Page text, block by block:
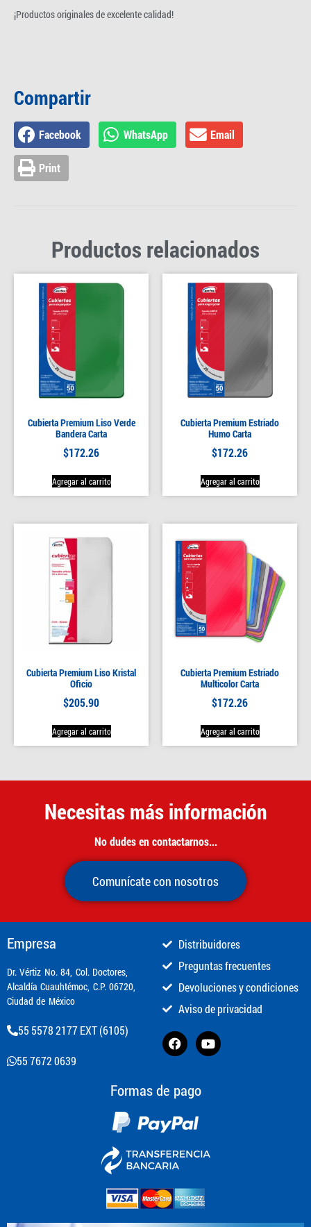
¡Productos originales de excelente calidad!
Compartir
Facebook WhatsApp Email
Print
Productos relacionados
Cubierta Premium Liso Verde
Bandera Carta
$172.26
Agregar al carrito
Cubierta Premium Estriado
Humo Carta
$172.26
Agregar al carrito
Cubierta Premium Liso Kristal
Oficio
$205.90
Agregar al carrito
Cubierta Premium Estriado
Multicolor Carta
$172.26
Agregar al carrito
Necesitas más información
No dudes en contactarnos...
Comunícate con nosotros
Empresa
​Dr. Vértiz No. 84, Col. Doctores,
Alcaldía Cuauhtémoc, C.P. 06720,
Ciudad de México
55 5578 2177 EXT (6105)
55 7672 0639
Distribuidores
Preguntas frecuentes
Devoluciones y condiciones
Aviso de privacidad
Formas de pago